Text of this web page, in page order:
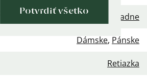
Potvrdiť všetko
Žiadne
Dámske, Pánske
Retiazka